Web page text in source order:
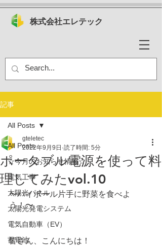
株式会社エレテック
記事
All Posts
☆今月のお知らせ情報☆
電気工事
太陽光パネル
太陽光発電システム
電気自動車（EV）
蓄電池
All Posts
ポータブル電源を使って料
理してみたvol.10
gteletec
2022年9月9日 読了時間: 5分
〜ハイボール片手に野菜を食べよ
う！〜
皆さん、こんにちは！